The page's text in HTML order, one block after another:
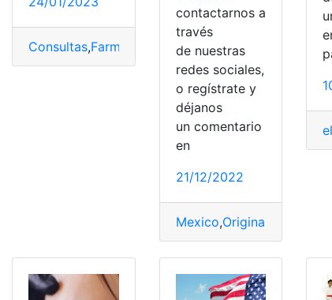
Consultas,Farmacia Mexico Requisitos
contactarnos a
través
de nuestras
redes sociales,
o regístrate y
déjanos
un comentario
en
21/12/2022
Mexico,Originales